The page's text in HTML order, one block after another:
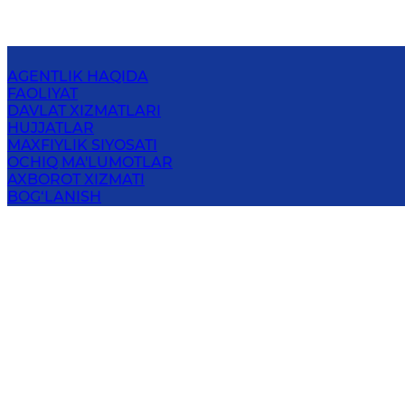
AGENTLIK HAQIDA
FAOLIYAT
DAVLAT XIZMATLARI
HUJJATLAR
MAXFIYLIK SIYOSATI
OCHIQ MA'LUMOTLAR
AXBOROT XIZMATI
BOG‘LANISH